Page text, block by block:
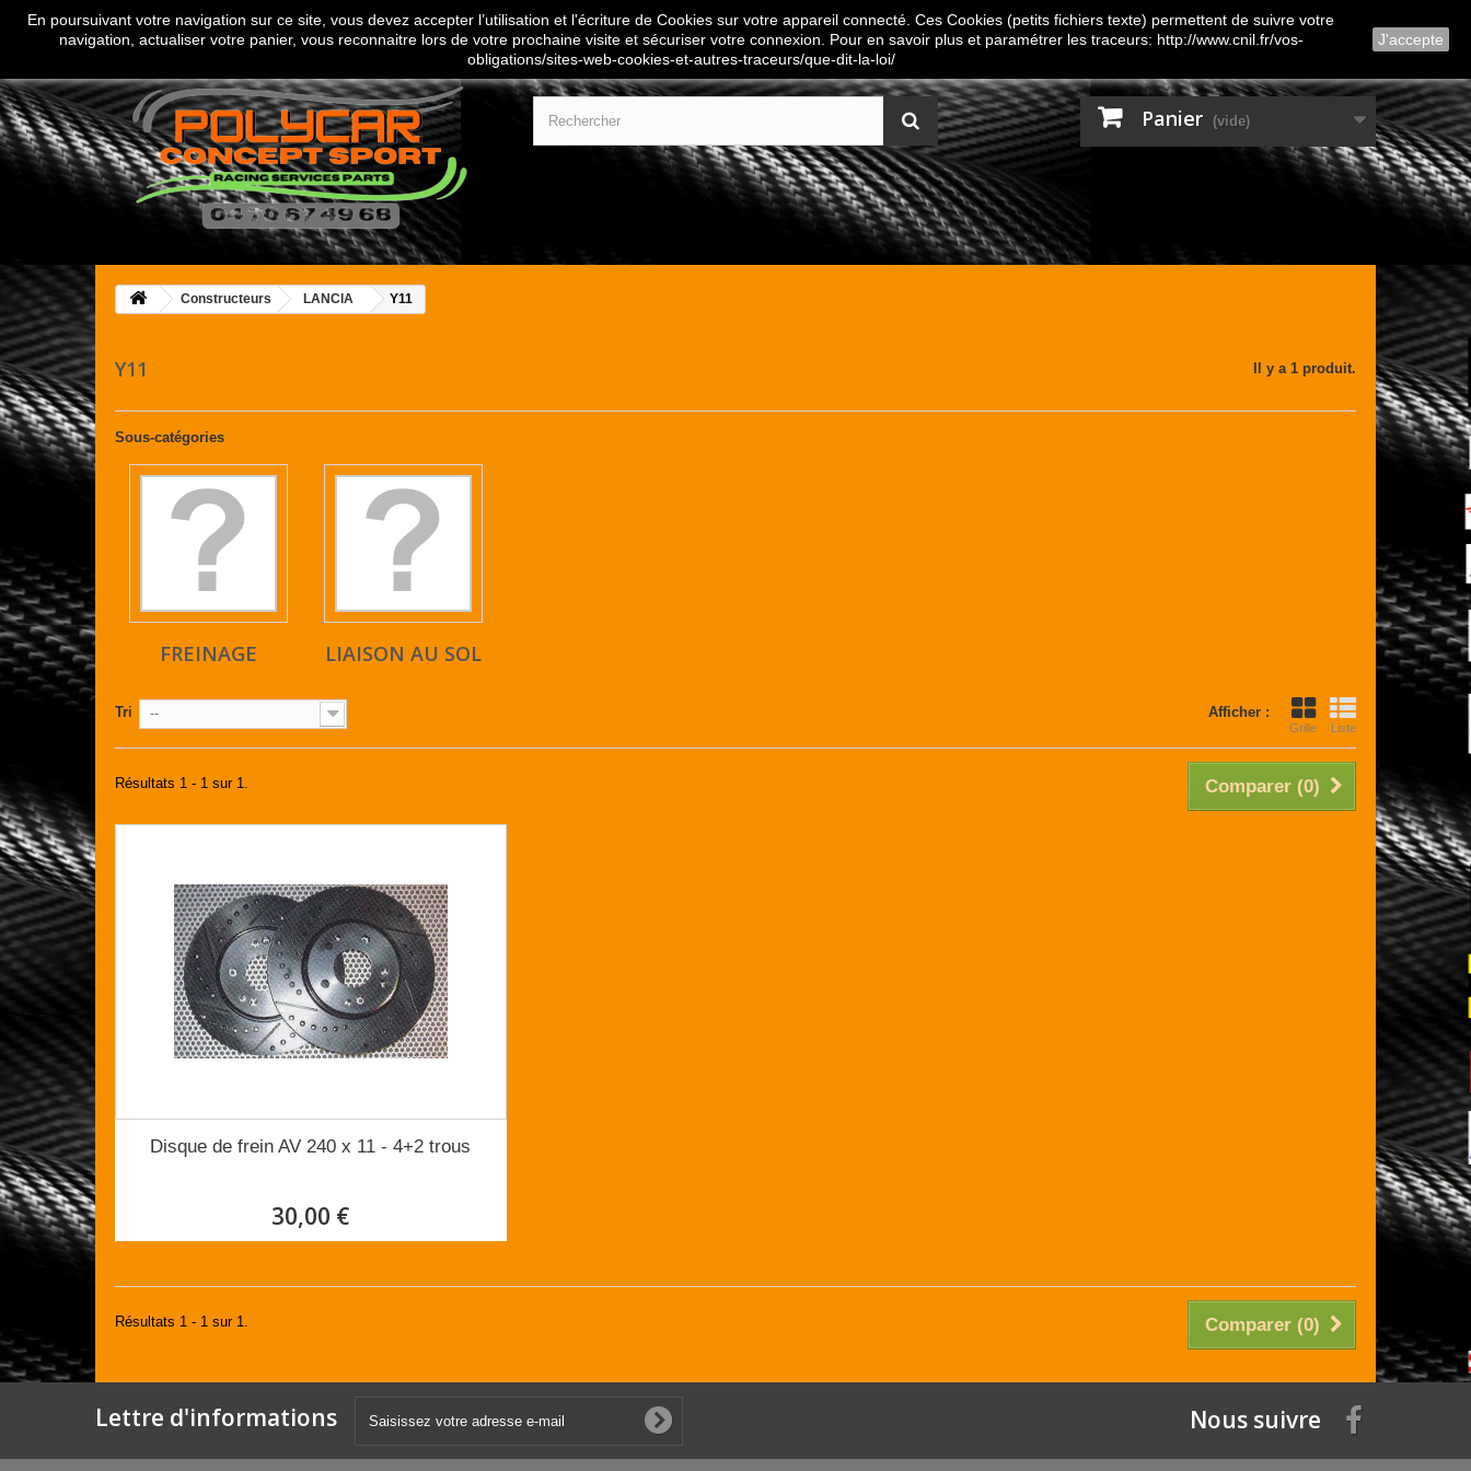
Connexion
Contactez-nous
Appelez-nous au :04 70 67 49 68
Panier (vide)
Constructeurs LANCIA Y11
Y11 Il y a 1 produit.
Sous-catégories
FREINAGE LIAISON AU SOL
Afficher :
Grille Liste
Tri --
Comparer (0)
Résultats 1 - 1 sur 1.
Disque de frein AV 240 x 11 - 4+2 trous
30,00 €
Comparer (0)
Résultats 1 - 1 sur 1.
Lettre d'informations Nous suivre
En poursuivant votre navigation sur ce site, vous devez accepter l’utilisation et l'écriture de Cookies sur votre appareil connecté. Ces Cookies (petits fichiers texte) permettent de suivre votre
navigation, actualiser votre panier, vous reconnaitre lors de votre prochaine visite et sécuriser votre connexion. Pour en savoir plus et paramétrer les traceurs: http://www.cnil.fr/vos-
obligations/sites-web-cookies-et-autres-traceurs/que-dit-la-loi/
J'accepte